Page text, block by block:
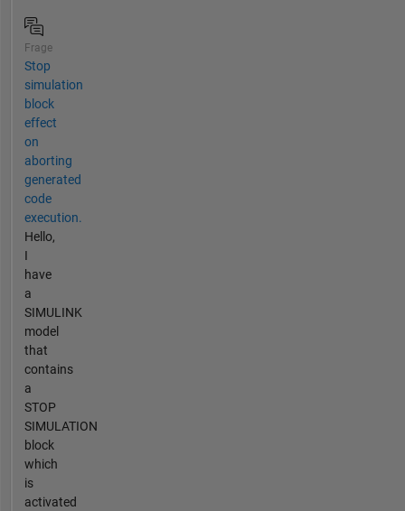
Frage
Stop
simulation
block
effect
on
aborting
generated
code
execution.
Hello,
I
have
a
SIMULINK
model
that
contains
a
STOP
SIMULATION
block
which
is
activated